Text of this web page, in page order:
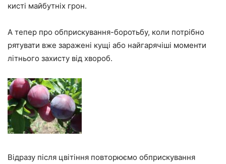
кисті майбутніх грон.
А тепер про обприскування-боротьбу, коли потрібно
рятувати вже заражені кущі або найгарячіші моменти
літнього захисту від хвороб.
Відразу після цвітіння повторюємо обприскування